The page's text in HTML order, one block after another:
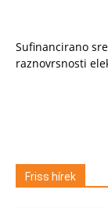
Sufinancirano
raznovrsnosti
Friss hírek